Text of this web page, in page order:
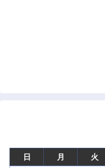
日 月 火